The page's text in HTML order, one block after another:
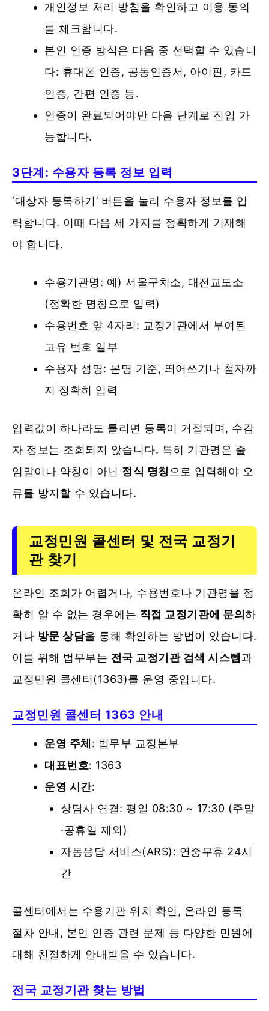
개인정보 처리 방침을 확인하고 이용 동의
를 체크합니다.
본인 인증 방식은 다음 중 선택할 수 있습니
다: 휴대폰 인증, 공동인증서, 아이핀, 카드
인증, 간편 인증 등.
인증이 완료되어야만 다음 단계로 진입 가
능합니다.
3단계: 수용자 등록 정보 입력
‘대상자 등록하기’ 버튼을 눌러 수용자 정보를 입
력합니다. 이때 다음 세 가지를 정확하게 기재해
야 합니다.
수용기관명: 예) 서울구치소, 대전교도소
(정확한 명칭으로 입력)
수용번호 앞 4자리: 교정기관에서 부여된
고유 번호 일부
수용자 성명: 본명 기준, 띄어쓰기나 철자까
지 정확히 입력
입력값이 하나라도 틀리면 등록이 거절되며, 수감
자 정보는 조회되지 않습니다. 특히 기관명은 줄
임말이나 약칭이 아닌 정식 명칭 으로 입력해야 오
류를 방지할 수 있습니다.
교정민원 콜센터 및 전국 교정기
관 찾기
온라인 조회가 어렵거나, 수용번호나 기관명을 정
확히 알 수 없는 경우에는 직접 교정기관에 문의하
거나 방문 상담을 통해 확인하는 방법이 있습니다.
이를 위해 법무부는 전국 교정기관 검색 시스템 과
교정민원 콜센터(1363)를 운영 중입니다.
교정민원 콜센터 1363 안내
운영 주체 : 법무부 교정본부
대표번호: 1363
운영 시간:
상담사 연결: 평일 08:30 ~ 17:30 (주말
·공휴일 제외)
자동응답 서비스(ARS): 연중무휴 24시
간
콜센터에서는 수용기관 위치 확인, 온라인 등록
절차 안내, 본인 인증 관련 문제 등 다양한 민원에
대해 친절하게 안내받을 수 있습니다.
전국 교정기관 찾는 방법